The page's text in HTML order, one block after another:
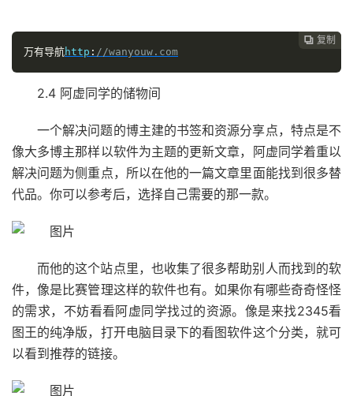
 复制
万有导航http : //wanyouw.com
2.4 阿虚同学的储物间
一个解决问题的博主建的书签和资源分享点，特点是不
像大多博主那样以软件为主题的更新文章，阿虚同学着重以
解决问题为侧重点，所以在他的一篇文章里面能找到很多替
代品。你可以参考后，选择自己需要的那一款。
而他的这个站点里，也收集了很多帮助别人而找到的软
件，像是比赛管理这样的软件也有。如果你有哪些奇奇怪怪
的需求，不妨看看阿虚同学找过的资源。像是来找2345看
图王的纯净版，打开电脑目录下的看图软件这个分类，就可
以看到推荐的链接。